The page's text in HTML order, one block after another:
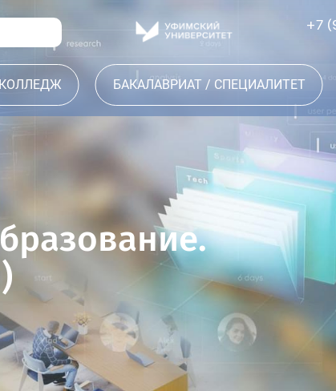
+7
БАКАЛАВРИАТ / СПЕЦИАЛИТЕТ